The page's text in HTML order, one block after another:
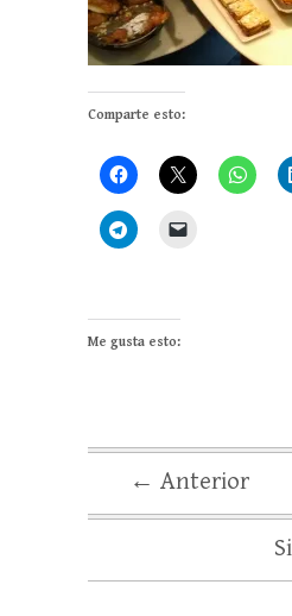
Comparte esto:
Me gusta esto:
← Anterior